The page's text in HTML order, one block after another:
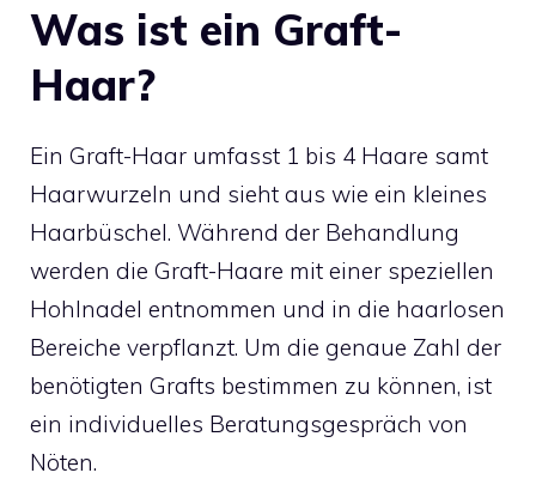
Was ist ein Graft-
Haar?
Ein Graft-Haar umfasst 1 bis 4 Haare samt
Haarwurzeln und sieht aus wie ein kleines
Haarbüschel. Während der Behandlung
werden die Graft-Haare mit einer speziellen
Hohlnadel entnommen und in die haarlosen
Bereiche verpflanzt. Um die genaue Zahl der
benötigten Grafts bestimmen zu können, ist
ein individuelles Beratungsgespräch von
Nöten.